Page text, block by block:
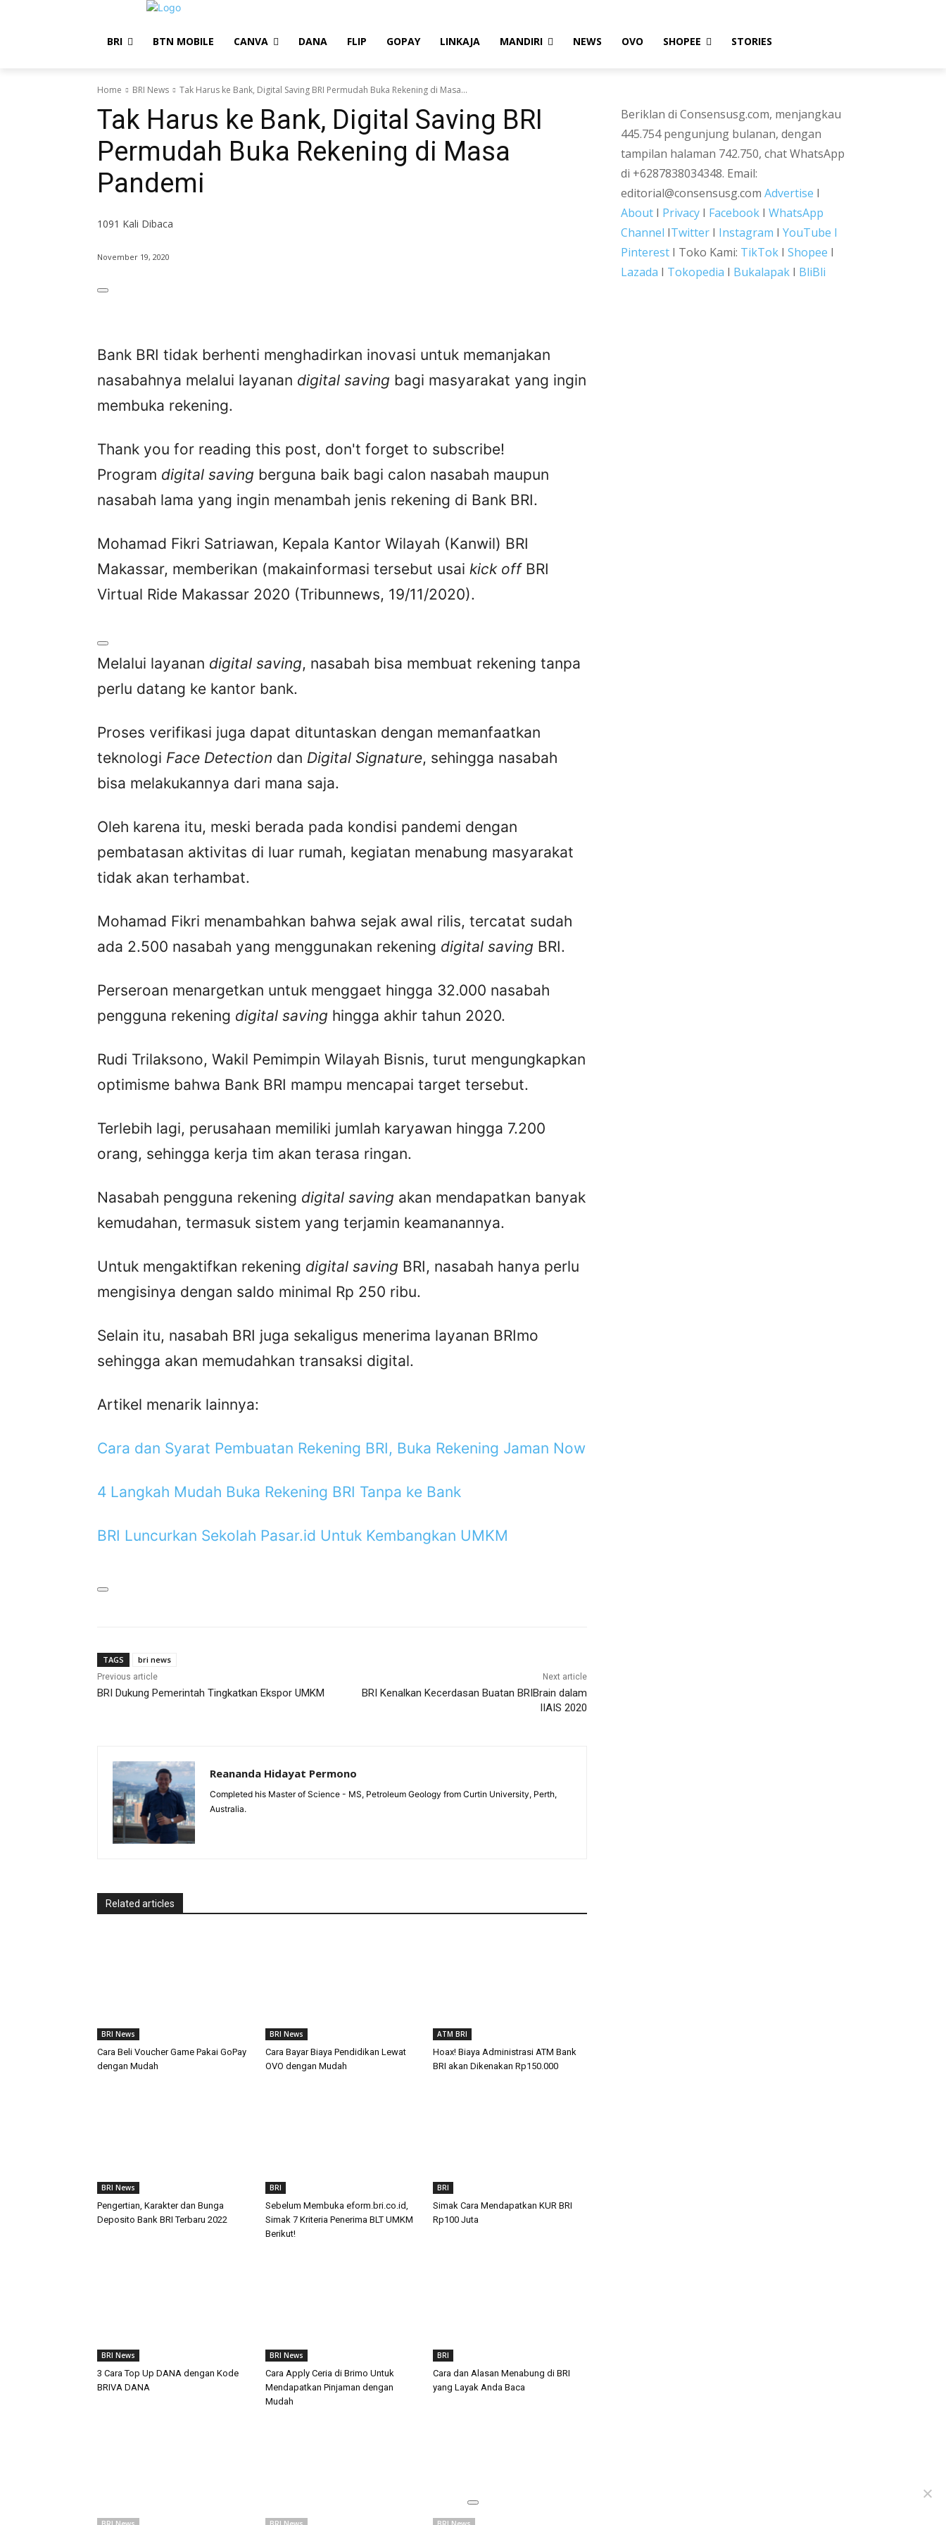
BRI BTN MOBILE CANVA DANA FLIP GOPAY LINKAJA MANDIRI NEWS OVO SHOPEE STORIES
Home BRI News Tak Harus ke Bank, Digital Saving BRI Permudah Buka Rekening di Masa...
Tak Harus ke Bank, Digital Saving BRI
Permudah Buka Rekening di Masa
Pandemi
1091 Kali Dibaca
November 19, 2020
Bank BRI tidak berhenti menghadirkan inovasi untuk memanjakan
nasabahnya melalui layanan digital saving bagi masyarakat yang ingin
membuka rekening.
Thank you for reading this post, don't forget to subscribe!
Program digital saving berguna baik bagi calon nasabah maupun
nasabah lama yang ingin menambah jenis rekening di Bank BRI.
Mohamad Fikri Satriawan, Kepala Kantor Wilayah (Kanwil) BRI
Makassar, memberikan (makainformasi tersebut usai kick off BRI
Virtual Ride Makassar 2020 (Tribunnews, 19/11/2020).
Melalui layanan digital saving, nasabah bisa membuat rekening tanpa
perlu datang ke kantor bank.
Proses verifikasi juga dapat dituntaskan dengan memanfaatkan
teknologi Face Detection dan Digital Signature, sehingga nasabah
bisa melakukannya dari mana saja.
Oleh karena itu, meski berada pada kondisi pandemi dengan
pembatasan aktivitas di luar rumah, kegiatan menabung masyarakat
tidak akan terhambat.
Mohamad Fikri menambahkan bahwa sejak awal rilis, tercatat sudah
ada 2.500 nasabah yang menggunakan rekening digital saving BRI.
Perseroan menargetkan untuk menggaet hingga 32.000 nasabah
pengguna rekening digital saving hingga akhir tahun 2020.
Rudi Trilaksono, Wakil Pemimpin Wilayah Bisnis, turut mengungkapkan
optimisme bahwa Bank BRI mampu mencapai target tersebut.
Terlebih lagi, perusahaan memiliki jumlah karyawan hingga 7.200
orang, sehingga kerja tim akan terasa ringan.
Nasabah pengguna rekening digital saving akan mendapatkan banyak
kemudahan, termasuk sistem yang terjamin keamanannya.
Untuk mengaktifkan rekening digital saving BRI, nasabah hanya perlu
mengisinya dengan saldo minimal Rp 250 ribu.
Selain itu, nasabah BRI juga sekaligus menerima layanan BRImo
sehingga akan memudahkan transaksi digital.
Artikel menarik lainnya:
Cara dan Syarat Pembuatan Rekening BRI, Buka Rekening Jaman Now
4 Langkah Mudah Buka Rekening BRI Tanpa ke Bank
BRI Luncurkan Sekolah Pasar.id Untuk Kembangkan UMKM
TAGS bri news
Previous article
BRI Dukung Pemerintah Tingkatkan Ekspor UMKM
Next article
BRI Kenalkan Kecerdasan Buatan BRIBrain dalam
IIAIS 2020
Reananda Hidayat Permono
Completed his Master of Science - MS, Petroleum Geology from Curtin University, Perth,
Australia.
Related articles
BRI News
Cara Beli Voucher Game Pakai GoPay
dengan Mudah
BRI News
Cara Bayar Biaya Pendidikan Lewat
OVO dengan Mudah
ATM BRI
Hoax! Biaya Administrasi ATM Bank
BRI akan Dikenakan Rp150.000
BRI News
Pengertian, Karakter dan Bunga
Deposito Bank BRI Terbaru 2022
BRI
Sebelum Membuka eform.bri.co.id,
Simak 7 Kriteria Penerima BLT UMKM
Berikut!
BRI
Simak Cara Mendapatkan KUR BRI
Rp100 Juta
BRI News
3 Cara Top Up DANA dengan Kode
BRIVA DANA
BRI News
Cara Apply Ceria di Brimo Untuk
Mendapatkan Pinjaman dengan
Mudah
BRI
Cara dan Alasan Menabung di BRI
yang Layak Anda Baca
Beriklan di Consensusg.com, menjangkau
445.754 pengunjung bulanan, dengan
tampilan halaman 742.750, chat WhatsApp
di +6287838034348. Email:
editorial@consensusg.com Advertise I
About I Privacy I Facebook I WhatsApp
Channel ITwitter I Instagram I YouTube I
Pinterest I Toko Kami: TikTok I Shopee I
Lazada I Tokopedia I Bukalapak I BliBli